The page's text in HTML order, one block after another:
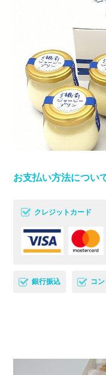
お支払い方法につい
クレジットカード
銀行振込 コ